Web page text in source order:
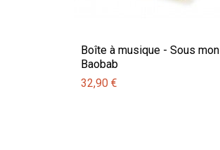
Boîte à musique - Sous mon
Baobab
32,90 €